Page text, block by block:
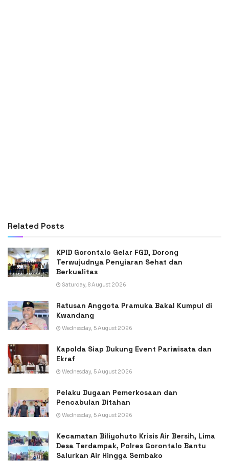
Related Posts
KPID Gorontalo Gelar FGD, Dorong
Terwujudnya Penyiaran Sehat dan
Berkualitas
Saturday, 8 August 2026
Ratusan Anggota Pramuka Bakal Kumpul di
Kwandang
Wednesday, 5 August 2026
Kapolda Siap Dukung Event Pariwisata dan
Ekraf
Wednesday, 5 August 2026
Pelaku Dugaan Pemerkosaan dan
Pencabulan Ditahan
Wednesday, 5 August 2026
Kecamatan Biliyohuto Krisis Air Bersih, Lima
Desa Terdampak, Polres Gorontalo Bantu
Salurkan Air Hingga Sembako